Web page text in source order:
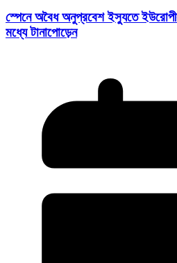
স্পেনে অবৈধ অনুপ্রবেশ ইস্যুতে
মধ্যে টানাপোড়েন